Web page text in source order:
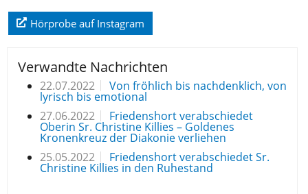
Hörprobe auf Instagram
Verwandte Nachrichten
22.07.2022 Von fröhlich bis nachdenklich, von
lyrisch bis emotional
27.06.2022
Friedenshort verabschiedet
Oberin Sr. Christine Killies – Goldenes
Kronenkreuz der Diakonie verliehen
25.05.2022
Friedenshort verabschiedet Sr.
Christine Killies in den Ruhestand